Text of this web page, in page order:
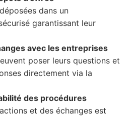
dans un
garantissant leur
avec les entreprises
poser leurs questions et
directement via la
des procédures
actions et des échanges est